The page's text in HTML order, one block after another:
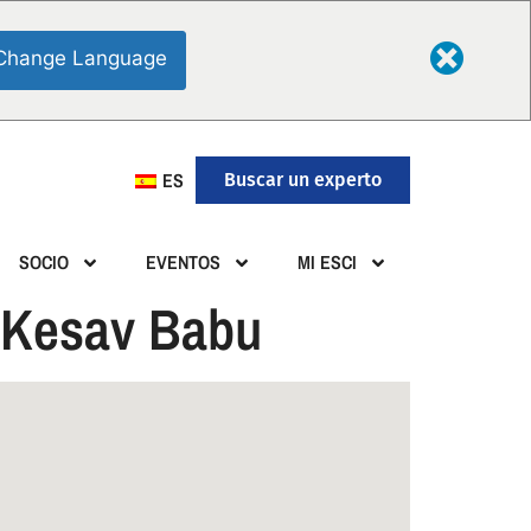
Language
ES Buscar un experto
SOCIO EVENTOS MI ESCI
Babu